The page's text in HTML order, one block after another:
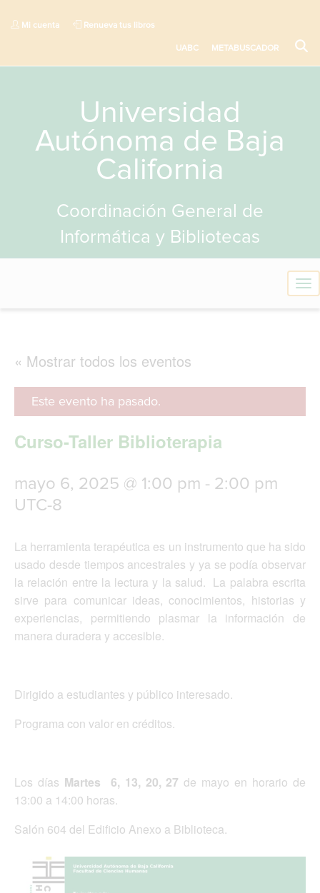
Mi cuenta Renueva tus libros
UABC METABUSCADOR
Universidad
Autónoma de Baja
California
Coordinación General de
Informática y Bibliotecas
T
o
a
« Mostrar todos los eventos
Este evento ha pasado.
Curso-Taller Biblioterapia
mayo 6, 2025 @ 1:00 pm - 2:00 pm
UTC-8
La herramienta terapéutica es un instrumento que ha sido
usado desde tiempos ancestrales y ya se podía observar
la relación entre la lectura y la salud. La palabra escrita
sirve para comunicar ideas, conocimientos, historias y
experiencias, permitiendo plasmar la información de
manera duradera y accesible.
Dirigido a estudiantes y público interesado.
Programa con valor en créditos.
Los días Martes 6, 13, 20, 27 de mayo en horario de
13:00 a 14:00 horas.
Salón 604 del Edificio Anexo a Biblioteca.